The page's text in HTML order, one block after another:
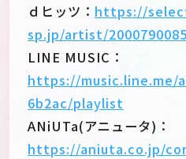
ｄヒッツ： https://
sp.jp/artist/2000790085
LINE MUSIC：
https://music.line.me/
6b2ac/playlist
ANiUTa(アニュータ)：
https://aniuta.co.jp/